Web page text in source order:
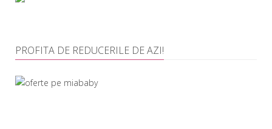
PROFITA DE REDUCERILE DE AZI!